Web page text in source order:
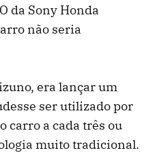
da Sony Honda
não seria
era lançar um
ser utilizado por
carro a cada três ou
muito tradicional.